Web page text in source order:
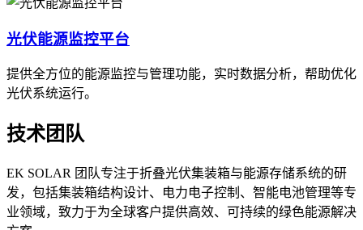
光伏能源监控平台
提供全方位的能源监控与管理功能，实时数据分析，帮助优化
光伏系统运行。
技术团队
EK SOLAR 团队专注于折叠光伏集装箱与能源存储系统的研
发，包括集装箱结构设计、电力电子控制、智能电池管理等专
业领域，致力于为全球客户提供高效、可持续的绿色能源解决